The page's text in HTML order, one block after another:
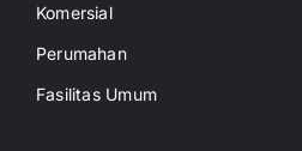
Komersial
Perumahan
Fasilitas Umum